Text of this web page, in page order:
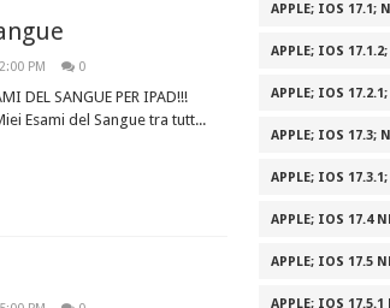
PM 0
DEL SANGUE PER IPAD!!!
Esami del Sangue tra tutt...
APPLE; IOS 17.1;
APPLE; IOS
APPLE; IOS
APPLE; IOS 17.3;
APPLE; IOS
APPLE; IOS 17.4
APPLE; IOS 17.5
APPLE; IOS 17.5.1